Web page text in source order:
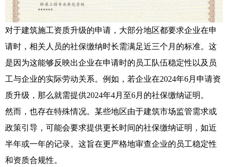
对于建筑施工资质升级的申请，大部分地区都要求企业在申
请时，相关人员的社保缴纳时长需满足近三个月的标准。这
是因为这能够反映出企业在申请时的员工队伍稳定性以及员
工与企业的实际劳动关系。例如，若企业在2024年6月申请资
质升级，那么就需提供2024年4月至6月的社保缴纳证明。
然而，也存在特殊情况。某些地区由于建筑市场监管需求或
政策引导，可能会要求提供更长时间的社保缴纳证明，如近
半年或一年的记录。这旨在更严格地审查企业的员工稳定性
和资质合规性。